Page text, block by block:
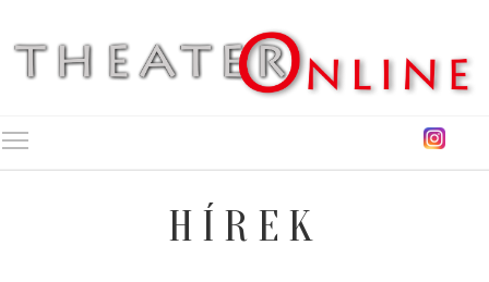
HÍREK